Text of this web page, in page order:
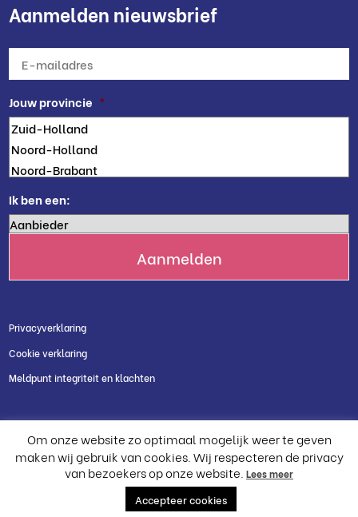
Aanmelden nieuwsbrief
mailadres *
Jouw provincie *
Ik ben een:
Privacyverklaring
Cookie verklaring
Meldpunt integriteit en klachten
Om onze website zo optimaal mogelijk weer te geven
maken wij gebruik van cookies. Wij respecteren de privacy
van bezoekers op onze website. Lees meer
Accepteer cookies